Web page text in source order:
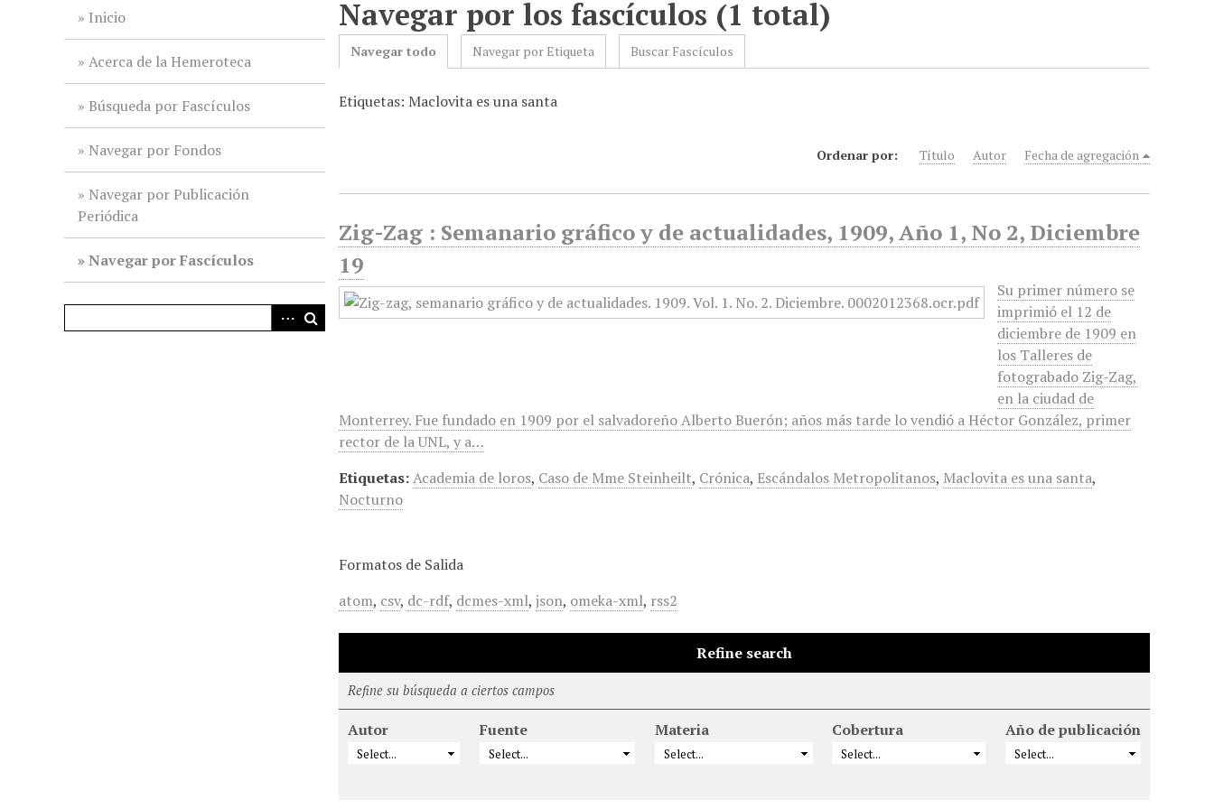
Inicio
Acerca de la Hemeroteca
Búsqueda por Fascículos
Navegar por Fondos
Navegar por Publicación
Periódica
Navegar por Fascículos
Navegar por los fascículos (1 total)
Navegar todo Navegar por Etiqueta Buscar Fascículos
Etiquetas: Maclovita es una santa
Ordenar por: Título Autor Fecha de agregación
Zig-Zag : Semanario gráfico y de actualidades, 1909, Año 1, No 2, Diciembre
19
Su primer número se
imprimió el 12 de
diciembre de 1909 en
los Talleres de
fotograbado Zig-Zag,
en la ciudad de
Monterrey. Fue fundado en 1909 por el salvadoreño Alberto Buerón; años más tarde lo vendió a Héctor González, primer
rector de la UNL, y a…
Etiquetas:Academia de loros, Caso de Mme Steinheilt, Crónica, Escándalos Metropolitanos, Maclovita es una santa,
Nocturno
Formatos de Salida
atom, csv, dc-rdf, dcmes-xml,json, omeka-xml, rss2
Refine search
Refine su búsqueda a ciertos campos
Autor Fuente Materia Cobertura Año de publicación